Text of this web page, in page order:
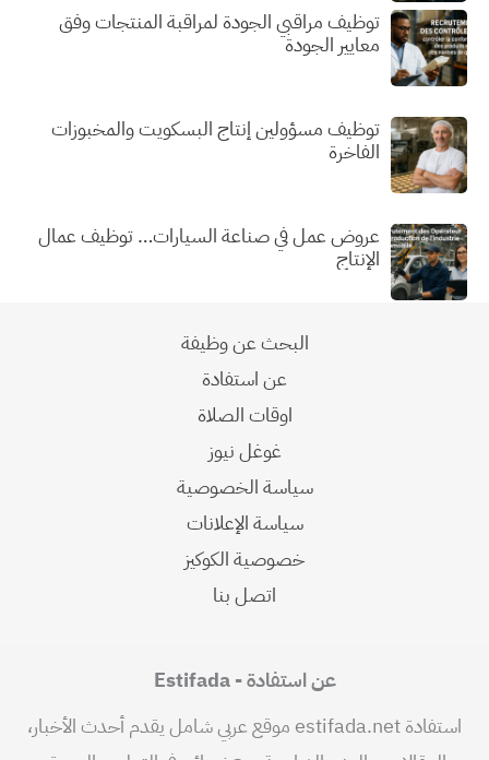
توظيف مراقبي الجودة لمراقبة المنتجات وفق
معايير الجودة
توظيف مسؤولين إنتاج البسكويت والمخبوزات
الفاخرة
عروض عمل في صناعة السيارات… توظيف عمال
الإنتاج
البحث عن وظيفة
عن استفادة
اوقات الصلاة
غوغل نيوز
سياسة الخصوصية
سياسة الإعلانات
خصوصية الكوكيز
اتصل بنا
عن استفادة - Estifada
استفادة estifada.net موقع عربي شامل يقدم أحدث الأخبار،